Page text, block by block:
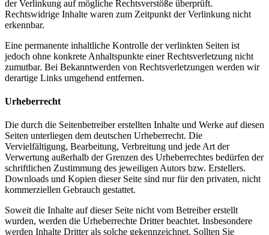
der Verlinkung auf mögliche Rechtsverstöße überprüft.
Rechtswidrige Inhalte waren zum Zeitpunkt der Verlinkung nicht
erkennbar.
Eine permanente inhaltliche Kontrolle der verlinkten Seiten ist
jedoch ohne konkrete Anhaltspunkte einer Rechtsverletzung nicht
zumutbar. Bei Bekanntwerden von Rechtsverletzungen werden wir
derartige Links umgehend entfernen.
Urheberrecht
Die durch die Seitenbetreiber erstellten Inhalte und Werke auf diesen
Seiten unterliegen dem deutschen Urheberrecht. Die
Vervielfältigung, Bearbeitung, Verbreitung und jede Art der
Verwertung außerhalb der Grenzen des Urheberrechtes bedürfen der
schriftlichen Zustimmung des jeweiligen Autors bzw. Erstellers.
Downloads und Kopien dieser Seite sind nur für den privaten, nicht
kommerziellen Gebrauch gestattet.
Soweit die Inhalte auf dieser Seite nicht vom Betreiber erstellt
wurden, werden die Urheberrechte Dritter beachtet. Insbesondere
werden Inhalte Dritter als solche gekennzeichnet. Sollten Sie